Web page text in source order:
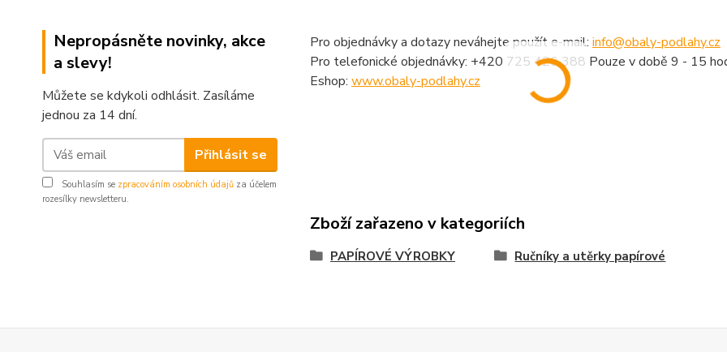
Nepropásněte novinky, akce
a slevy!
Můžete se kdykoli odhlásit. Zasíláme
jednou za 14 dní.
Přihlásit se
Souhlasím se zpracováním osobních údajů za účelem
rozesílky newsletteru.
Pro objednávky a dotazy neváhejte použít e-mail: info@obaly-podlahy.cz
Pro telefonické objednávky: +420 725 426 388 Pouze v době 9 - 15
Eshop: www.obaly-podlahy.cz
Zboží zařazeno v kategoriích
PAPÍROVÉ VÝROBKY Ručníky a utěrky papírové